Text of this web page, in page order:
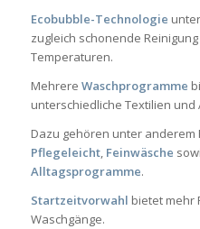
Ecobubble-Technologie
zugleich schonende
Temperaturen.
Mehrere Waschprogramme
unterschiedliche Textilien
Dazu gehören unter anderem
Pflegeleicht, Feinwäsche
Alltagsprogramme.
Startzeitvorwahl bietet mehr
Waschgänge.